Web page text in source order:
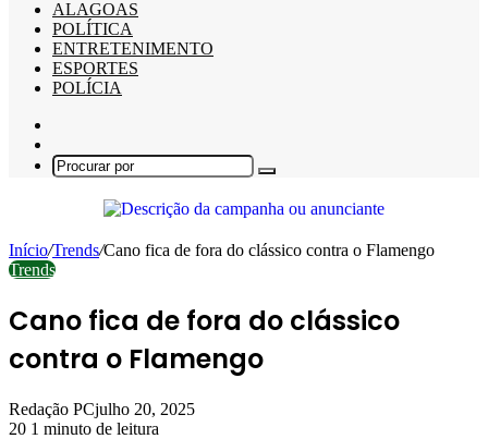
ALAGOAS
POLÍTICA
ENTRETENIMENTO
ESPORTES
POLÍCIA
skin
Procurar
Início/Trends/Cano fica de fora do clássico contra o Flamengo
Trends
Cano fica de fora do clássico
contra o Flamengo
Redação PCjulho 20, 2025
20 1 minuto de leitura